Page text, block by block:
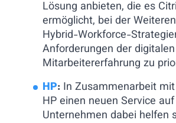
Lösung anbieten, die es
ermöglicht, bei der
Hybrid-Workforce-
Anforderungen der digitalen
Mitarbeitererfahrung zu
HP: In Zusammenarbeit
HP einen neuen Service
Unternehmen dabei helfen